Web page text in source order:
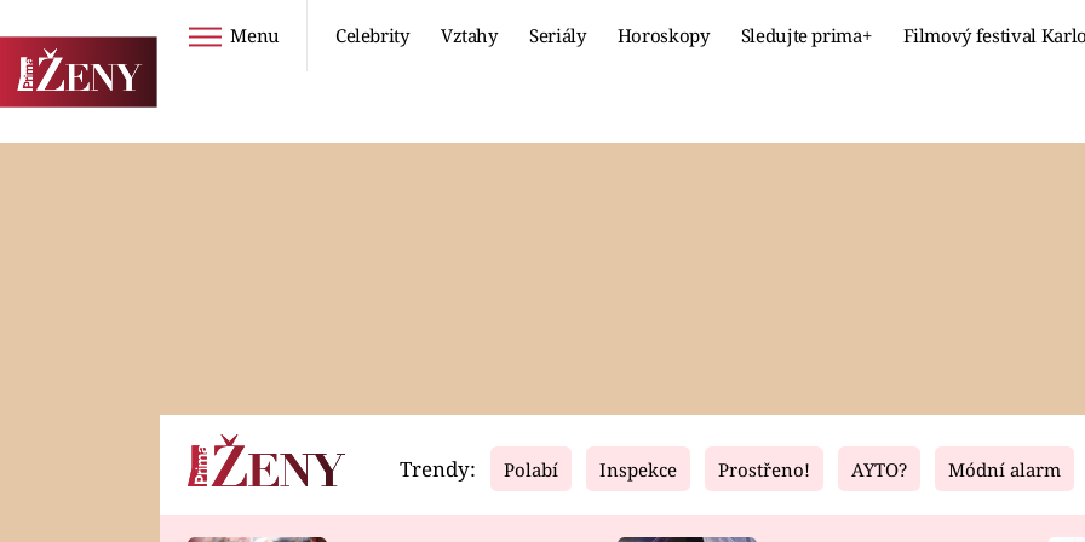
Menu Celebrity Vztahy Seriály Horoskopy Sledujte prima+ Filmový festival
Horoskopy Video Fresh Living
Trendy: Polabí Inspekce Prostřeno! AYTO? Módní alarm